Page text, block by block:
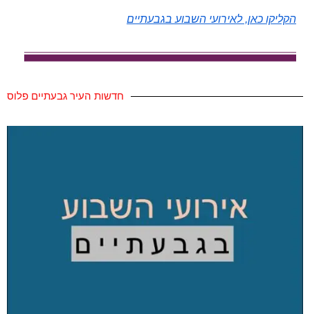
הקליקו כאן, לאירועי השבוע בגבעתיים
חדשות העיר גבעתיים פלוס